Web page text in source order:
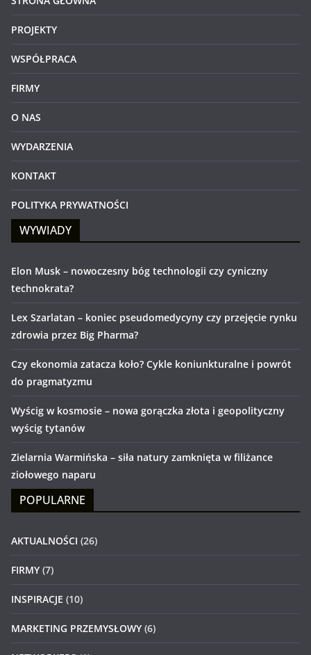
PROJEKTY
WSPÓŁPRACA
FIRMY
O NAS
WYDARZENIA
KONTAKT
POLITYKA PRYWATNOŚCI
WYWIADY
Elon Musk – nowoczesny bóg technologii czy cyniczny
technokrata?
Lex Szarlatan – koniec pseudomedycyny czy przejęcie rynku
zdrowia przez Big Pharma?
Czy ekonomia zatacza koło? Cykle koniunkturalne i powrót
do pragmatyzmu
Wyścig w kosmosie – nowa gorączka złota i geopolityczny
wyścig tytanów
Zielarnia Warmińska – siła natury zamknięta w filiżance
ziołowego naparu
POPULARNE
AKTUALNOŚCI (26)
FIRMY (7)
INSPIRACJE (10)
MARKETING PRZEMYSŁOWY (6)